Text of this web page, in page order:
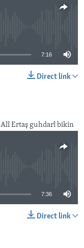
available
7:16
Direct link
Ertaş guhdarî bikin
available
7:36
Direct link